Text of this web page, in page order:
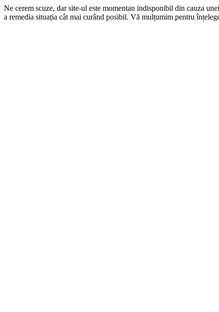
Ne cerem scuze, dar site-ul este momentan indisponibil din cauza
a remedia situația cât mai curând posibil. Vă mulțumim pentru